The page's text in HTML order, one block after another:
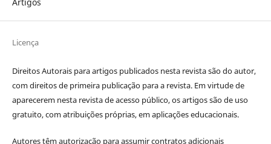
Licença
Direitos Autorais para artigos publicados nesta revista são do autor,
com direitos de primeira publicação para a revista. Em virtude de
aparecerem nesta revista de acesso público, os artigos são de uso
gratuito, com atribuições próprias, em aplicações educacionais.
Autores têm autorização para assumir contratos adicionais